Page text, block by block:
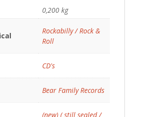
0,200 kg
Rockabilly / Rock &
Roll
CD's
Bear Family Records
(new) ( still sealed /